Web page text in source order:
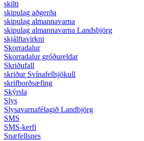
skilti
skipulag aðgerða
skipulag almannavarna
skipulag almannavarna Landsbjörg
skjálftavirkni
Skorradalur
Skorradalur gróðureldar
Skriðufall
skriður Svínafellsjökull
skrifborðsæfing
Skýrsla
Slys
Slysavarnafélagið Landbjörg
SMS
SMS-kerfi
Snæfellsnes